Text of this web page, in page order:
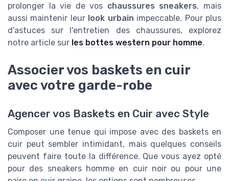
prolonger la vie de vos chaussures sneakers, mais
aussi maintenir leur look urbain impeccable. Pour plus
d'astuces sur l'entretien des chaussures, explorez
notre article sur les bottes western pour homme.
Associer vos baskets en cuir
avec votre garde-robe
Agencer vos Baskets en Cuir avec Style
Composer une tenue qui impose avec des baskets en
cuir peut sembler intimidant, mais quelques conseils
peuvent faire toute la différence. Que vous ayez opté
pour des sneakers homme en cuir noir ou pour une